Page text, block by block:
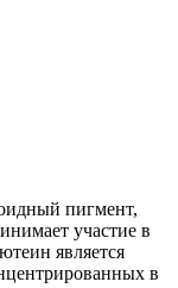
пигмент,
участие в
является
в